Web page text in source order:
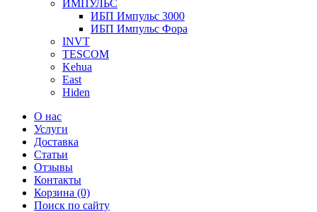
ИМПУЛЬС
ИБП Импульс 3000
ИБП Импульс Фора
INVT
TESCOM
Kehua
East
Hiden
О нас
Услуги
Доставка
Статьи
Отзывы
Контакты
Корзина (0)
Поиск по сайту